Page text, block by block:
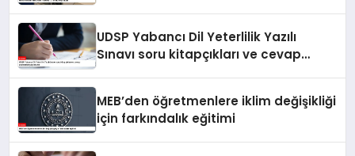
UDSP Yabancı Dil Yeterlilik Yazılı
Sınavı soru kitapçıkları ve cevap
MEB’den öğretmenlere iklim değişikliği
için farkındalık eğitimi